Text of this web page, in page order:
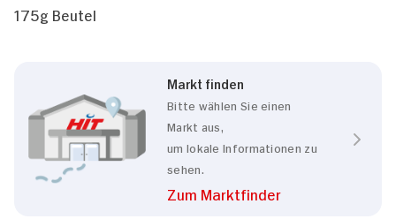
175g Beutel
Markt finden
Bitte wählen Sie einen
Markt aus,
um lokale Informationen zu
sehen.
Zum Marktfinder